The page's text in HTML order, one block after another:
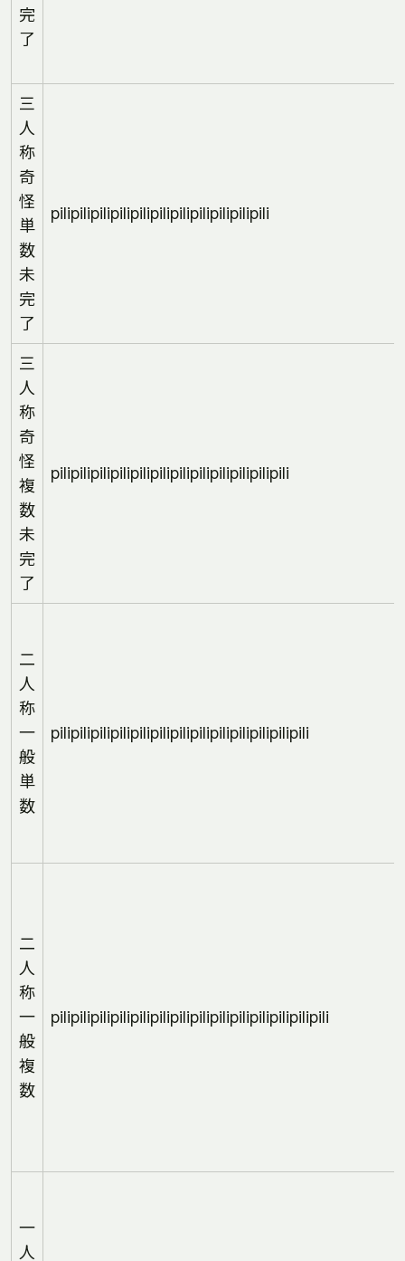
完
了
三
人
称
奇
怪
単
数
未
完
了
pilipilipilipilipilipilipilipilipilipilipili
三
人
称
奇
怪
複
数
未
完
了
pilipilipilipilipilipilipilipilipilipilipilipili
二
人
称
一
般
単
数
pilipilipilipilipilipilipilipilipilipilipilipilipili
二
人
称
一
般
複
数
pilipilipilipilipilipilipilipilipilipilipilipilipilipili
一
人